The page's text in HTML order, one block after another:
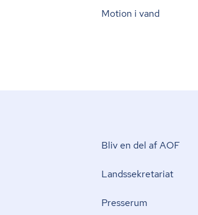
Motion i vand
Bliv en del af AOF
Lands­se­kre­ta­ri­at
Presserum